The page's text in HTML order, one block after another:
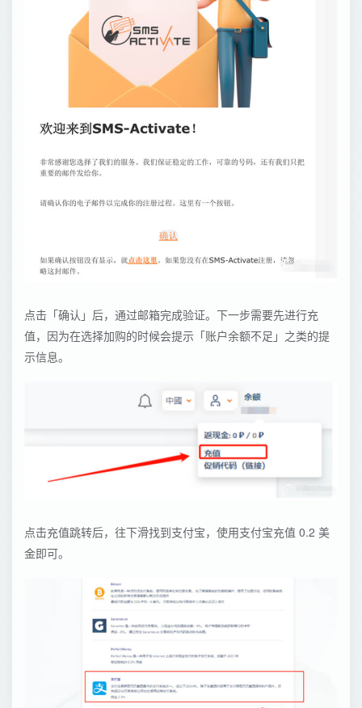
点击「确认」后，通过邮箱完成验证。下一步需要先进行充
值，因为在选择加购的时候会提示「账户余额不足」之类的提
示信息。
点击充值跳转后，往下滑找到支付宝，使用支付宝充值 0.2 美
金即可。